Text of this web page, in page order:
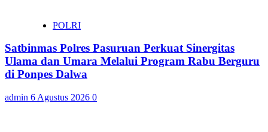
POLRI
Satbinmas Polres Pasuruan Perkuat Sinergitas
Ulama dan Umara Melalui Program Rabu Berguru
di Ponpes Dalwa
admin 6 Agustus 2026 0